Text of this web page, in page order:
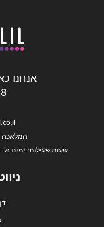
אנחנו
המלאכה 15, אור יהודה
שעות פעילות: ימים א'-ה' 08:00-17:00 (יום ו'